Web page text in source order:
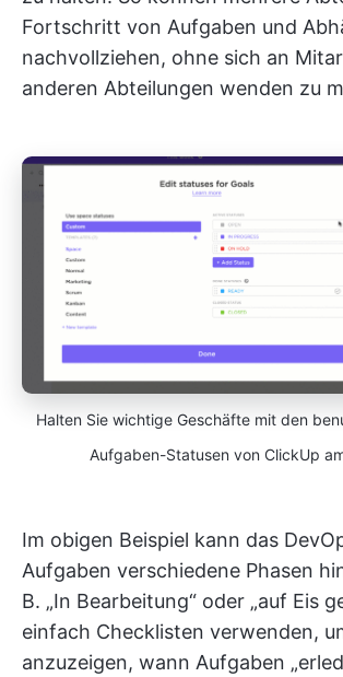
Fortschritt von Aufgaben und
nachvollziehen, ohne sich an
anderen Abteilungen wenden zu
Halten Sie wichtige Geschäfte mit den
Aufgaben-Statusen von ClickUp
Im obigen Beispiel kann das
Aufgaben verschiedene Phasen
B. „In Bearbeitung“ oder „auf Eis
einfach Checklisten verwenden,
anzuzeigen, wann Aufgaben